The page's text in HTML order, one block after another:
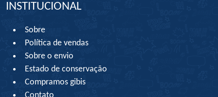
INSTITUCIONAL
Sobre
Política de vendas
Sobre o envio
Estado de conservação
Compramos gibis